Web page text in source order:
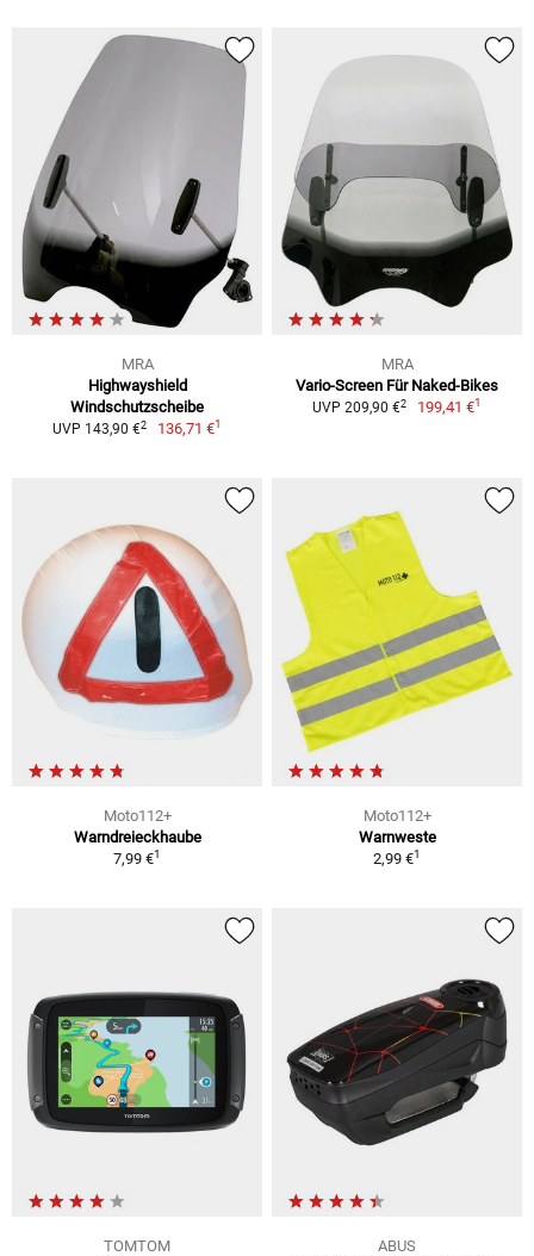
MRA
Highwayshield
Windschutzscheibe
UVP 143,90 €2 136,71 €1
MRA
Vario-Screen Für Naked-Bikes
UVP 209,90 €2 199,41 €1
Moto112+
Warndreieckhaube
7,99 €1
Moto112+
Warnweste
2,99 €1
TOMTOM
ABUS